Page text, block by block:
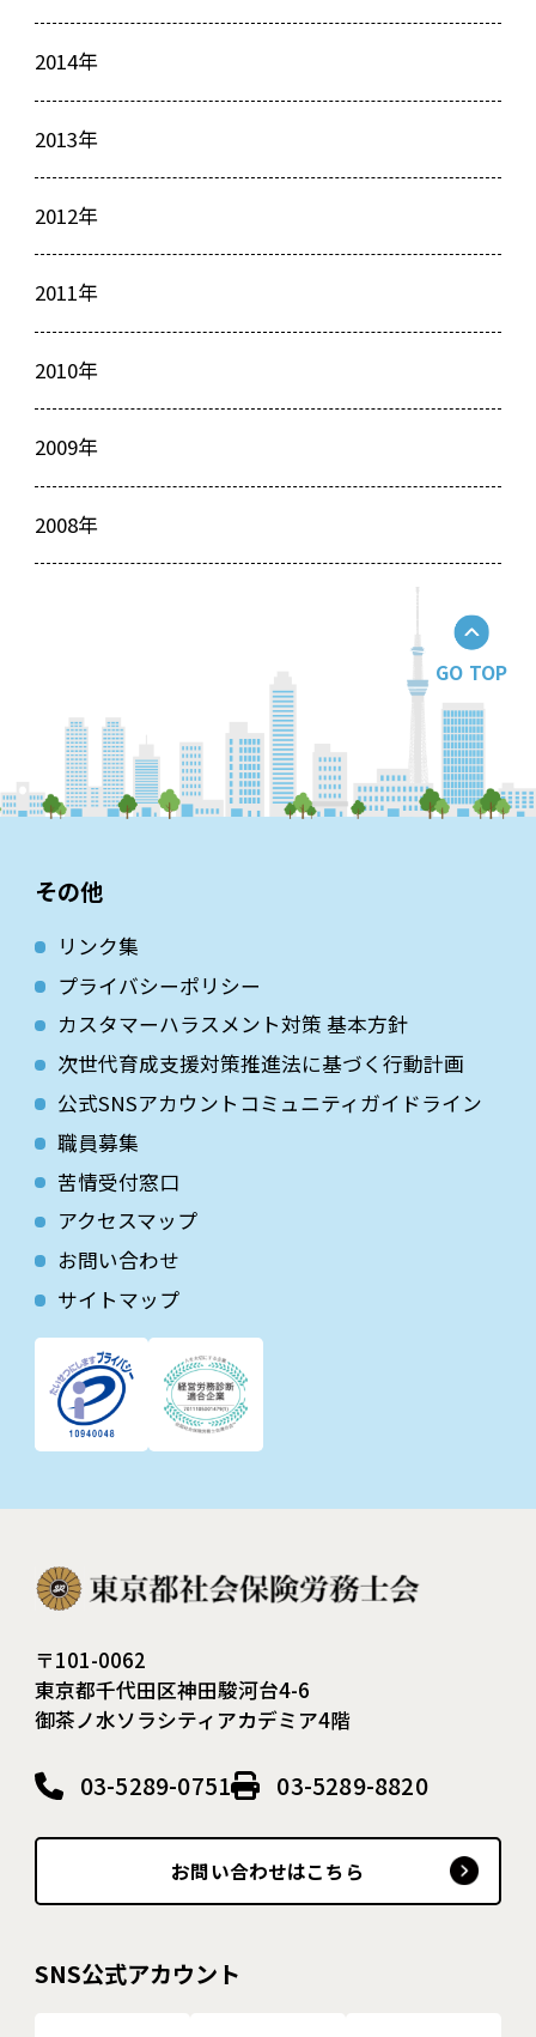
2014年
2013年
2012年
2011年
2010年
2009年
2008年
GO TOP
その他
リンク集
プライバシーポリシー
カスタマーハラスメント対策 基本方針
次世代育成⽀援対策推進法に基づく⾏動計画
公式SNSアカウントコミュニティガイドライン
職員募集
苦情受付窓口
アクセスマップ
お問い合わせ
サイトマップ
〒101-0062
東京都千代田区神田駿河台4-6
御茶ノ水ソラシティアカデミア4階
03-5289-0751 03-5289-8820
お問い合わせはこちら
SNS公式アカウント